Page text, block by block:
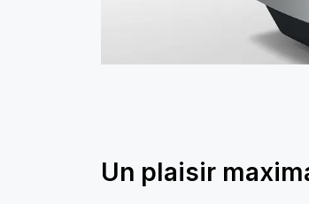
Un plaisir